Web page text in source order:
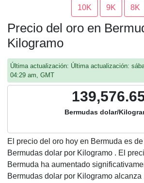
10K 9K 8K
Precio del oro en
Kilogramo
Última actualización: Última actualización:
04:29 am, GMT
Bermudas dolar/
El precio del oro hoy en Bermuda es de
Bermudas dolar por Kilogramo . El
Bermuda ha aumentado
Bermudas dolar por Kilogramo alcanza